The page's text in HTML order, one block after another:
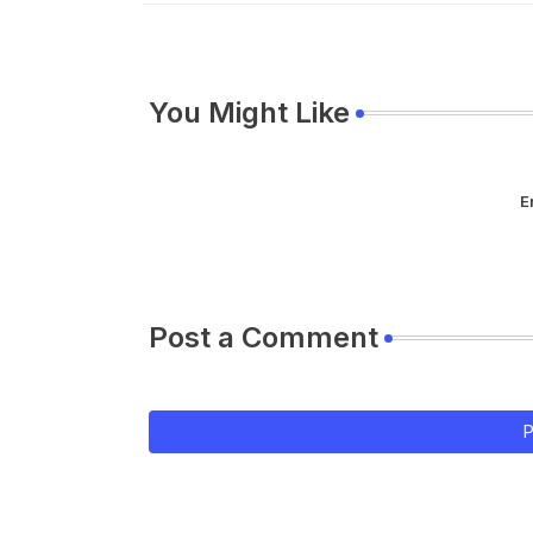
You Might Like
Post a Comment